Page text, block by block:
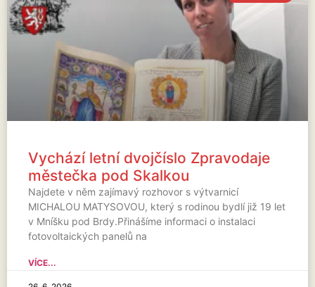
Vychází letní dvojčíslo Zpravodaje
městečka pod Skalkou
Najdete v něm zajímavý rozhovor s výtvarnicí
MICHALOU MATYSOVOU, který s rodinou bydlí již 19 let
v Mníšku pod Brdy.Přinášíme informaci o instalaci
fotovoltaických panelů na
VÍCE...